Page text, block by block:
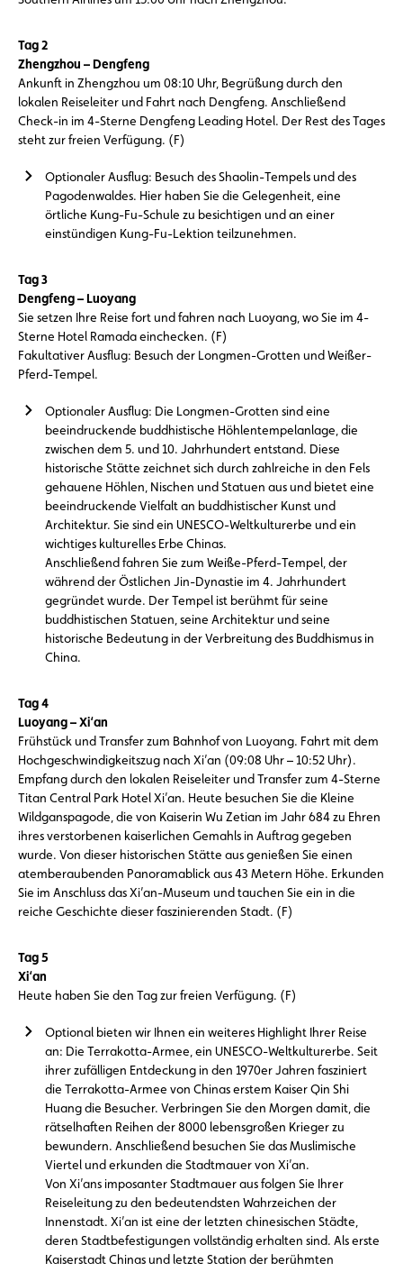
Tag 2
Zhengzhou – Dengfeng
Ankunft in Zhengzhou um 08:10 Uhr, Begrüßung durch den
lokalen Reiseleiter und Fahrt nach Dengfeng. Anschließend
Check-in im 4-Sterne Dengfeng Leading Hotel. Der Rest des Tages
steht zur freien Verfügung. (F)
Optionaler Ausflug: Besuch des Shaolin-Tempels und des
Pagodenwaldes. Hier haben Sie die Gelegenheit, eine
örtliche Kung-Fu-Schule zu besichtigen und an einer
einstündigen Kung-Fu-Lektion teilzunehmen.
Tag 3
Dengfeng – Luoyang
Sie setzen Ihre Reise fort und fahren nach Luoyang, wo Sie im 4-
Sterne Hotel Ramada einchecken. (F)
Fakultativer Ausflug: Besuch der Longmen-Grotten und Weißer-
Pferd-Tempel.
Optionaler Ausflug: Die Longmen-Grotten sind eine
beeindruckende buddhistische Höhlentempelanlage, die
zwischen dem 5. und 10. Jahrhundert entstand. Diese
historische Stätte zeichnet sich durch zahlreiche in den Fels
gehauene Höhlen, Nischen und Statuen aus und bietet eine
beeindruckende Vielfalt an buddhistischer Kunst und
Architektur. Sie sind ein UNESCO-Weltkulturerbe und ein
wichtiges kulturelles Erbe Chinas.
Anschließend fahren Sie zum Weiße-Pferd-Tempel, der
während der Östlichen Jin-Dynastie im 4. Jahrhundert
gegründet wurde. Der Tempel ist berühmt für seine
buddhistischen Statuen, seine Architektur und seine
historische Bedeutung in der Verbreitung des Buddhismus in
China.
Tag 4
Luoyang – Xi‘an
Frühstück und Transfer zum Bahnhof von Luoyang. Fahrt mit dem
Hochgeschwindigkeitszug nach Xi’an (09:08 Uhr – 10:52 Uhr).
Empfang durch den lokalen Reiseleiter und Transfer zum 4-Sterne
Titan Central Park Hotel Xi’an. Heute besuchen Sie die Kleine
Wildganspagode, die von Kaiserin Wu Zetian im Jahr 684 zu Ehren
ihres verstorbenen kaiserlichen Gemahls in Auftrag gegeben
wurde. Von dieser historischen Stätte aus genießen Sie einen
atemberaubenden Panoramablick aus 43 Metern Höhe. Erkunden
Sie im Anschluss das Xi’an-Museum und tauchen Sie ein in die
reiche Geschichte dieser faszinierenden Stadt. (F)
Tag 5
Xi‘an
Heute haben Sie den Tag zur freien Verfügung. (F)
Optional bieten wir Ihnen ein weiteres Highlight Ihrer Reise
an: Die Terrakotta-Armee, ein UNESCO-Weltkulturerbe. Seit
ihrer zufälligen Entdeckung in den 1970er Jahren fasziniert
die Terrakotta-Armee von Chinas erstem Kaiser Qin Shi
Huang die Besucher. Verbringen Sie den Morgen damit, die
rätselhaften Reihen der 8000 lebensgroßen Krieger zu
bewundern. Anschließend besuchen Sie das Muslimische
Viertel und erkunden die Stadtmauer von Xi’an.
Von Xi’ans imposanter Stadtmauer aus folgen Sie Ihrer
Reiseleitung zu den bedeutendsten Wahrzeichen der
Innenstadt. Xi’an ist eine der letzten chinesischen Städte,
deren Stadtbefestigungen vollständig erhalten sind. Als erste
Kaiserstadt Chinas und letzte Station der berühmten